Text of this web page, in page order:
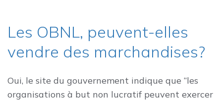
Les OBNL, peuvent-elles
vendre des marchandises?
Oui, le site du gouvernement indique que “les
organisations à but non lucratif peuvent exercer